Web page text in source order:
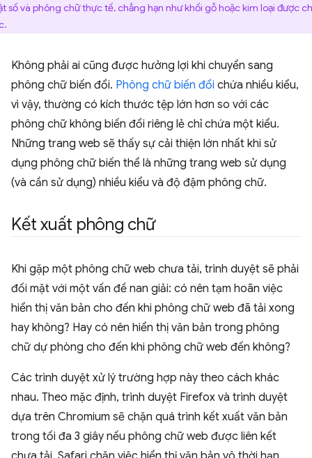
số và phông chữ thực tế, chẳng hạn như khối gỗ hoặc kim loại được
Không phải ai cũng được hưởng lợi khi chuyển sang
phông chữ biến đổi. Phông chữ biến đổi chứa nhiều kiểu,
vì vậy, thường có kích thước tệp lớn hơn so với các
phông chữ không biến đổi riêng lẻ chỉ chứa một kiểu.
Những trang web sẽ thấy sự cải thiện lớn nhất khi sử
dụng phông chữ biến thể là những trang web sử dụng
(và cần sử dụng) nhiều kiểu và độ đậm phông chữ.
Kết xuất phông chữ
Khi gặp một phông chữ web chưa tải, trình duyệt sẽ phải
đối mặt với một vấn đề nan giải: có nên tạm hoãn việc
hiển thị văn bản cho đến khi phông chữ web đã tải xong
hay không? Hay có nên hiển thị văn bản trong phông
chữ dự phòng cho đến khi phông chữ web đến không?
Các trình duyệt xử lý trường hợp này theo cách khác
nhau. Theo mặc định, trình duyệt Firefox và trình duyệt
dựa trên Chromium sẽ chặn quá trình kết xuất văn bản
trong tối đa 3 giây nếu phông chữ web được liên kết